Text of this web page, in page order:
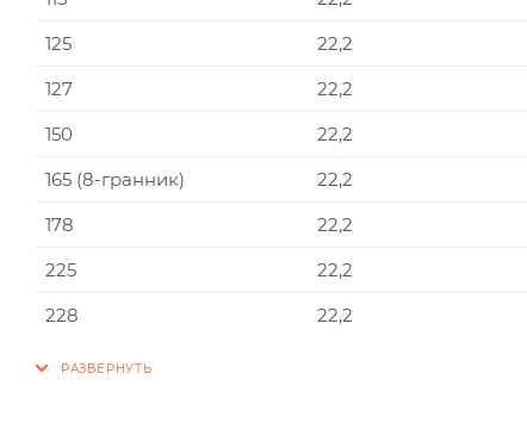
125
22,2
127
22,2
150
22,2
165 (8-гранник)
22,2
178
22,2
225
22,2
228
22,2